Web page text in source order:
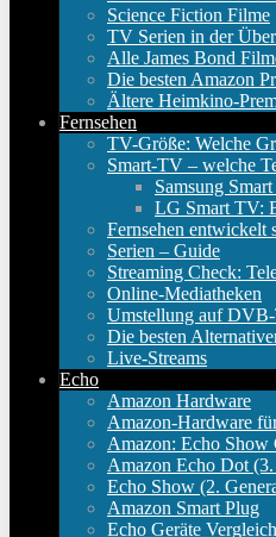
Science Fiction Filme
TV Serien in der
Alle James Bond
Die besten Amazon
Ältere Heimkino-
Fernsehen
TV-Größe: Welche
Smart-TV – welche
Samsung
LG Smart TV:
Fernsehen entwickelt
Serien – Guide
Streaming Check:
Online-Mediatheken
Umstellung auf
Die besten
Live-Streams
Echo
Amazon Hardware
Amazon-Hardware
Amazon: Echo Show
Amazon Echo Dot
Echo Show (2.
Amazon Smart Plug
Echo Geräte Vergleich